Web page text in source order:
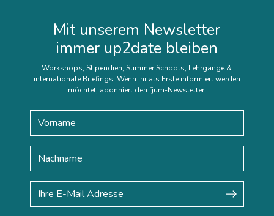
Mit unserem Newsletter
immer up2date bleiben
Workshops, Stipendien, Summer Schools, Lehrgänge &
internationale Briefings: Wenn ihr als Erste informiert werden
möchtet, abonniert den fjum-Newsletter.